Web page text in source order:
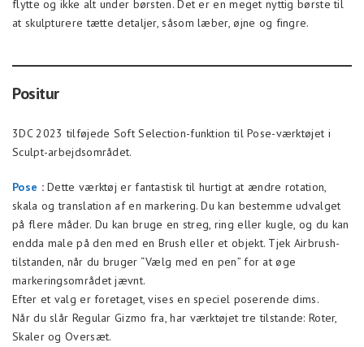
flytte og ikke alt under børsten. Det er en meget nyttig børste til
at skulpturere tætte detaljer, såsom læber, øjne og fingre.
Positur
3DC 2023 tilføjede Soft Selection-funktion til Pose-værktøjet i
Sculpt-arbejdsområdet.
Pose :Dette værktøj er fantastisk til hurtigt at ændre rotation,
skala og translation af en markering. Du kan bestemme udvalget
på flere måder. Du kan bruge en streg, ring eller kugle, og du kan
endda male på den med en Brush eller et objekt. Tjek Airbrush-
tilstanden, når du bruger “Vælg med en pen” for at øge
markeringsområdet jævnt.
Efter et valg er foretaget, vises en speciel poserende dims.
Når du slår Regular Gizmo fra, har værktøjet tre tilstande: Roter,
Skaler og Oversæt.